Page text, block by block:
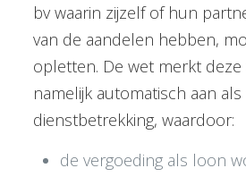
bv waarin zijzelf of hun
van de aandelen hebben,
opletten. De wet merkt
namelijk automatisch aan als
dienstbetrekking, waardoor:
de vergoeding als loon